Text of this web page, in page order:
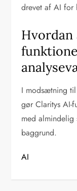
drevet af AI for
I modsætning
gør Claritys AI-
med
baggrund.
AI